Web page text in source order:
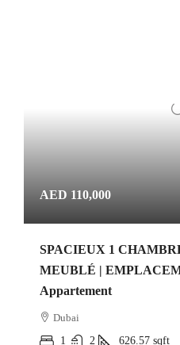
AED 110,000
SPACIEUX 1
MEUBLÉ |
Appartement
Dubai
1
2 626.57 sqft